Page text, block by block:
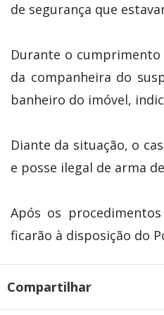
de segurança que
Durante o
da companheira do
banheiro do imóvel,
Diante da situação, o
e posse ilegal de arma
Após os
ficarão à disposição do
Compartilhar